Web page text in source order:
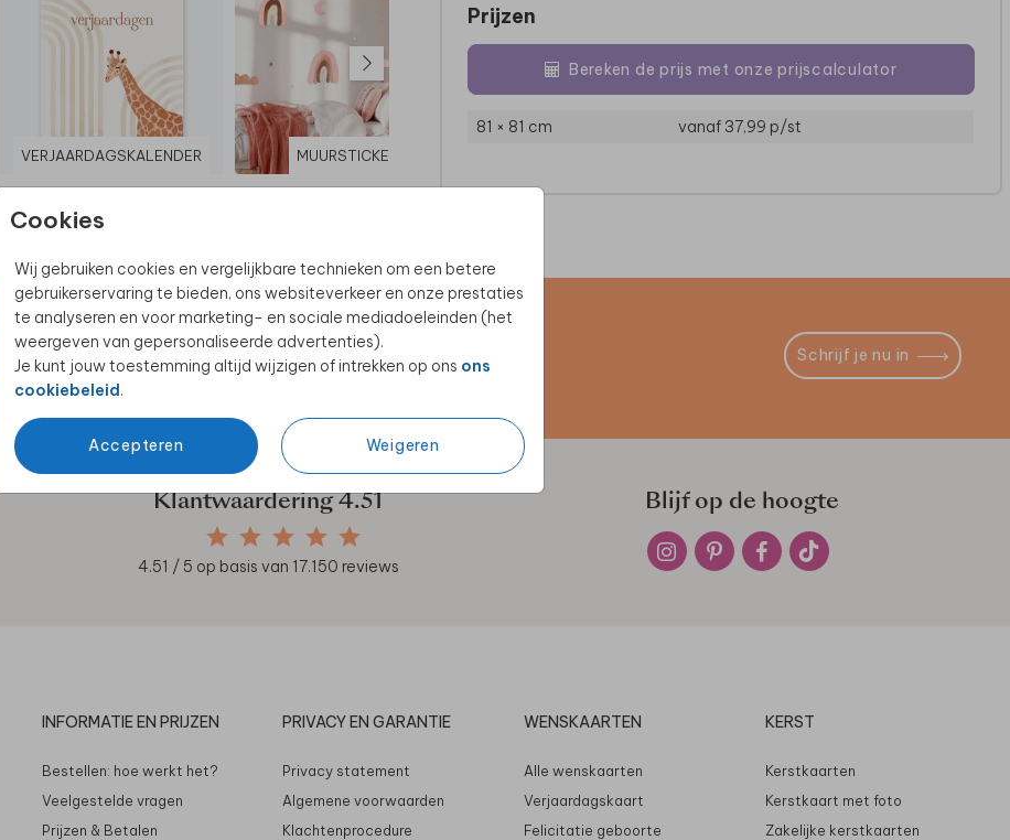
Cookies
Wij gebruiken cookies en vergelijkbare technieken om een betere
gebruikerservaring te bieden, ons websiteverkeer en onze prestaties
te analyseren en voor marketing- en sociale mediadoeleinden (het
weergeven van gepersonaliseerde advertenties).
Je kunt jouw toestemming altijd wijzigen of intrekken op ons ons
cookiebeleid.
Accepteren Weigeren
VERJAARDAGSKALENDER MUURSTICKER
Prijzen
Bereken de prijs met onze prijscalculator
81 × 81 cm vanaf 37,99 p/st
unieke samenwerkingen!
Schrijf je nu in
Klantwaardering4.51
4.51 / 5 op basis van 17.150 reviews
Blijf op de hoogte
INFORMATIE EN PRIJZEN
Bestellen: hoe werkt het?
Veelgestelde vragen
Prijzen & Betalen
PRIVACY EN GARANTIE
Privacy statement
Algemene voorwaarden
Klachtenprocedure
WENSKAARTEN
Alle wenskaarten
Verjaardagskaart
Felicitatie geboorte
KERST
Kerstkaarten
Kerstkaart met foto
Zakelijke kerstkaarten